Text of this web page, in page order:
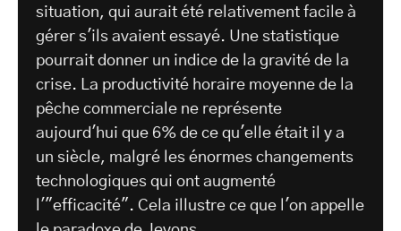
situation, qui aurait été relativement facile à
gérer s'ils avaient essayé. Une statistique
pourrait donner un indice de la gravité de la
crise. La productivité horaire moyenne de la
pêche commerciale ne représente
aujourd'hui que 6% de ce qu'elle était il y a
un siècle, malgré les énormes changements
technologiques qui ont augmenté
l'"efficacité". Cela illustre ce que l'on appelle